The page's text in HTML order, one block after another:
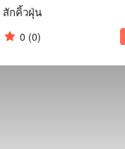
สักคิ้วฝุ่น
0 (0)